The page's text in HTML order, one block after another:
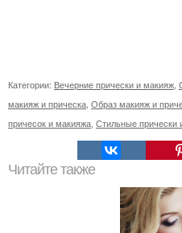
Категории: Вечерние прически и макияж,
макияж и прическа, Образ макияж и
причесок и макияжа, Стильные прически
Читайте также